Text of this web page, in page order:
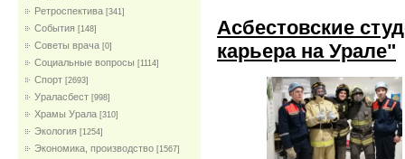
Ретроспектива [341]
События [148]
Советы врача [0]
Социальные вопросы [1114]
Спорт [2693]
Ураласбест [998]
Храмы Урала [310]
Экология [1254]
Экономика, производство [1567]
Асбестовские
карьера на Урале"